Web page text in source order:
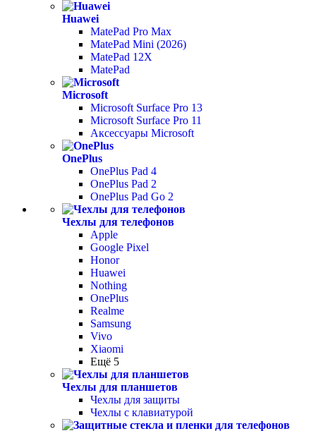
Huawei
MatePad Pro Max
MatePad Mini (2026)
MatePad 12X
MatePad
Microsoft
Microsoft Surface Pro 13
Microsoft Surface Pro 11
Аксессуары Microsoft
OnePlus
OnePlus Pad 4
OnePlus Pad 2
OnePlus Pad Go 2
Чехлы для телефонов
Apple
Google Pixel
Honor
Huawei
Nothing
OnePlus
Realme
Samsung
Vivo
Xiaomi
Ещё 5
Чехлы для планшетов
Чехлы для защиты
Чехлы с клавиатурой